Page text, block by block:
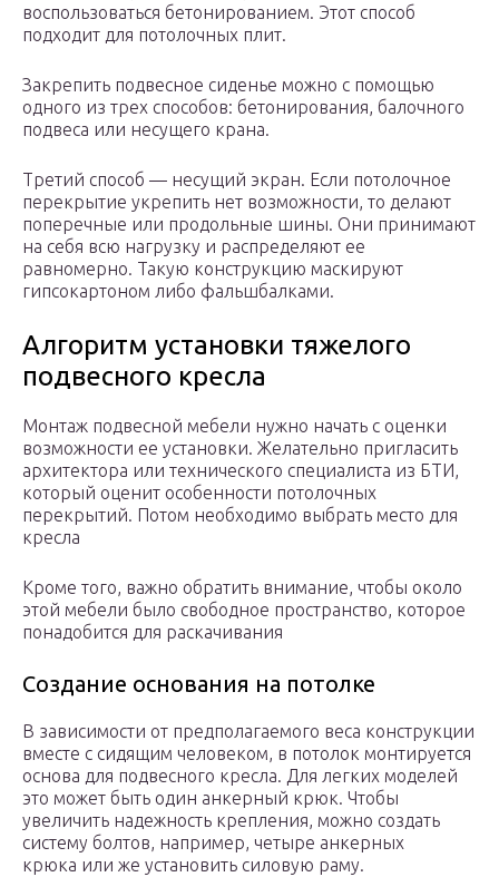
воспользоваться бетонированием. Этот способ
подходит для потолочных плит.
Закрепить подвесное сиденье можно с помощью
одного из трех способов: бетонирования, балочного
подвеса или несущего крана.
Третий способ — несущий экран. Если потолочное
перекрытие укрепить нет возможности, то делают
поперечные или продольные шины. Они принимают
на себя всю нагрузку и распределяют ее
равномерно. Такую конструкцию маскируют
гипсокартоном либо фальшбалками.
Алгоритм установки тяжелого
подвесного кресла
Монтаж подвесной мебели нужно начать с оценки
возможности ее установки. Желательно пригласить
архитектора или технического специалиста из БТИ,
который оценит особенности потолочных
перекрытий. Потом необходимо выбрать место для
кресла
Кроме того, важно обратить внимание, чтобы около
этой мебели было свободное пространство, которое
понадобится для раскачивания
Создание основания на потолке
В зависимости от предполагаемого веса конструкции
вместе с сидящим человеком, в потолок монтируется
основа для подвесного кресла. Для легких моделей
это может быть один анкерный крюк. Чтобы
увеличить надежность крепления, можно создать
систему болтов, например, четыре анкерных
крюка или же установить силовую раму.